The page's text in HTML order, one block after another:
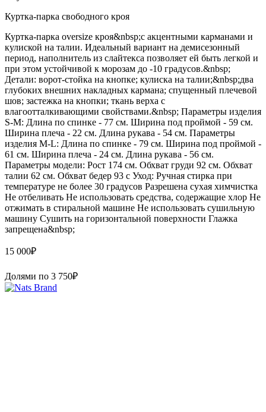
Куртка-парка свободного кроя
Куртка-парка oversize кроя&nbsp;с акцентными карманами и
кулиской на талии. Идеальный вариант на демисезонный
период, наполнитель из слайтекса позволяет ей быть легкой и
при этом устойчивой к морозам до -10 градусов.&nbsp;
Детали: ворот-стойка на кнопке; кулиска на талии;&nbsp;два
глубоких внешних накладных кармана; спущенный плечевой
шов; застежка на кнопки; ткань верха с
влагоотталкивающими свойствами.&nbsp; Параметры изделия
S-M: Длина по спинке - 77 см. Ширина под проймой - 59 см.
Ширина плеча - 22 см. Длина рукава - 54 см. Параметры
изделия M-L: Длина по спинке - 79 см. Ширина под проймой -
61 см. Ширина плеча - 24 см. Длина рукава - 56 см.
Параметры модели: Рост 174 см. Обхват груди 92 см. Обхват
талии 62 см. Обхват бедер 93 с Уход: Ручная стирка при
температуре не более 30 градусов Разрешена сухая химчистка
Не отбеливать Не использовать средства, содержащие хлор Не
отжимать в стиральной машине Не использовать сушильную
машину Сушить на горизонтальной поверхности Глажка
запрещена&nbsp;
15 000₽
Долями по 3 750₽